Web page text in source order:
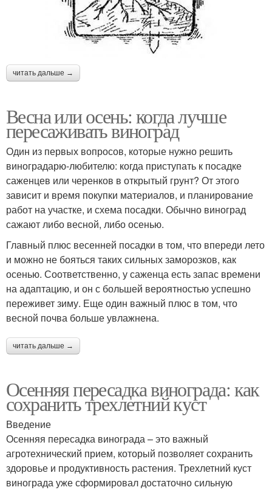
читать дальше →
Весна или осень: когда лучше
пересаживать виноград
Один из первых вопросов, которые нужно решить
виноградарю-любителю: когда приступать к посадке
саженцев или черенков в открытый грунт? От этого
зависит и время покупки материалов, и планирование
работ на участке, и схема посадки. Обычно виноград
сажают либо весной, либо осенью.
Главный плюс весенней посадки в том, что впереди лето
и можно не бояться таких сильных заморозков, как
осенью. Соответственно, у саженца есть запас времени
на адаптацию, и он с большей вероятностью успешно
переживет зиму. Еще один важный плюс в том, что
весной почва больше увлажнена.
читать дальше →
Осенняя пересадка винограда: как
сохранить трехлетний куст
Введение
Осенняя пересадка винограда – это важный
агротехнический прием, который позволяет сохранить
здоровье и продуктивность растения. Трехлетний куст
винограда уже сформировал достаточно сильную